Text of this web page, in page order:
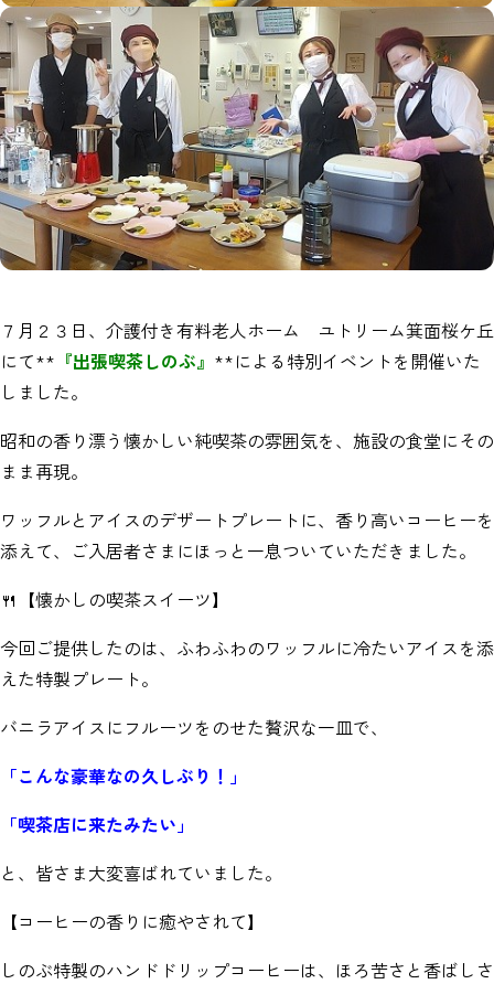
７月２３日、介護付き有料老人ホーム ユトリーム箕面桜ケ丘
にて** 『出張喫茶しのぶ』 **による特別イベントを開催いた
しました。
昭和の香り漂う懐かしい純喫茶の雰囲気を、施設の食堂にその
まま再現。
ワッフルとアイスのデザートプレートに、香り高いコーヒーを
添えて、ご入居者さまにほっと一息ついていただきました。
🍴【懐かしの喫茶スイーツ】
今回ご提供したのは、ふわふわのワッフルに冷たいアイスを添
えた特製プレート。
バニラアイスにフルーツをのせた贅沢な一皿で、
「こんな豪華なの久しぶり！」
「喫茶店に来たみたい」
と、皆さま大変喜ばれていました。
【コーヒーの香りに癒やされて】
しのぶ特製のハンドドリップコーヒーは、ほろ苦さと香ばしさ